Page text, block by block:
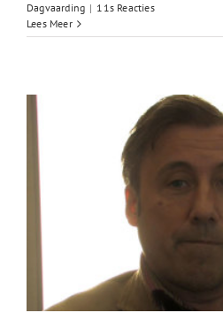
Dagvaarding | 11s Reacties
Lees Meer